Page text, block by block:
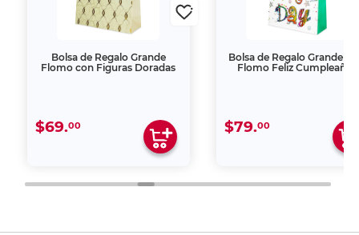
Bolsa de Regalo Grande
Flomo con Figuras Doradas
$69.00
Bolsa de Regalo Grande
Flomo Feliz Cumpleaños
$79.00